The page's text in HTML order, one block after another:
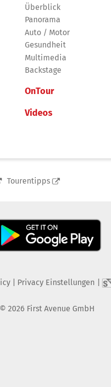
Überblick
Panorama
Auto / Motor
Gesundheit
Multimedia
Backstage
OnTour
Videos
Tourentipps
| Privacy Einstellungen
© 2026 First Avenue GmbH